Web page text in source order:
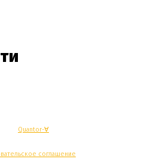
Quantor-∀
соглашение